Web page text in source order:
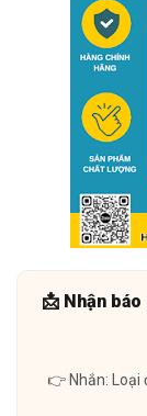
📩 Nhận
👉 Nhắn: Loại